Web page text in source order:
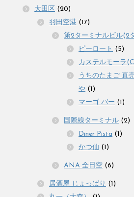
大田区 (20)
羽田空港 (17)
第2ターミナルビル(2
ピーロート (5)
カステルモーラ
うちのたまご 直
や (1)
マーゴ バー (1)
国際線ターミナル (2)
Diner Pista (1)
かつ仙 (1)
ANA 全日空 (6)
居酒屋 じょっぱり (1)